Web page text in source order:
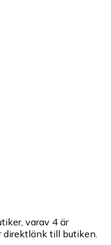
varav 4 är
direktlänk till butiken.